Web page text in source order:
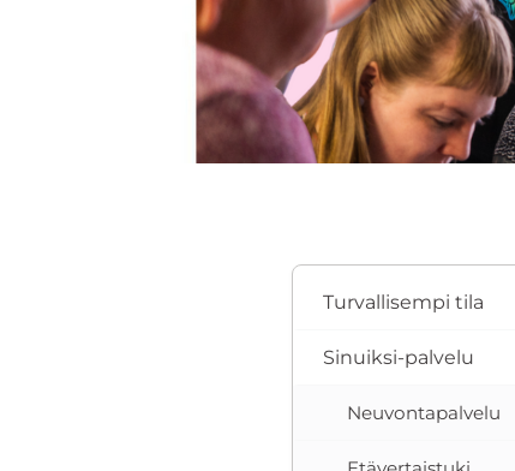
Turvallisempi tila
Sinuiksi-palvelu
Neuvontapalvelu